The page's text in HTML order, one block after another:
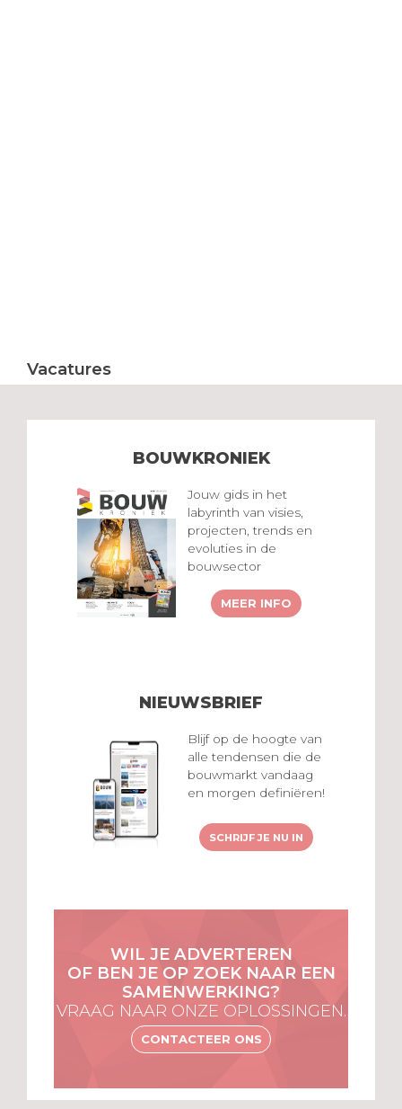
Vacatures
BOUWKRONIEK
Jouw gids in het
labyrinth van visies,
projecten, trends en
evoluties in de
bouwsector
MEER INFO
NIEUWSBRIEF
Blijf op de hoogte van
alle tendensen die de
bouwmarkt vandaag
en morgen definiëren!
SCHRIJF JE NU IN
WIL JE ADVERTEREN
OF BEN JE OP ZOEK NAAR EEN
SAMENWERKING?
VRAAG NAAR ONZE OPLOSSINGEN.
CONTACTEER ONS